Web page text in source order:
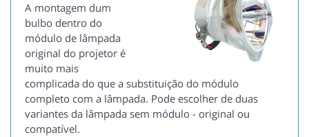
A montagem dum
bulbo dentro do
módulo de lâmpada
original do projetor é
muito mais
complicada do que a substituição do módulo
completo com a lâmpada. Pode escolher de duas
variantes da lâmpada sem módulo - original ou
compatível.